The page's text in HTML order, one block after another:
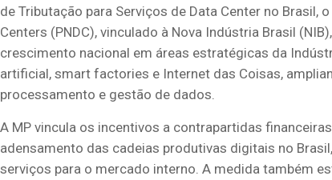
de Tributação para Serviços de Data Center no Brasil,
Centers (PNDC), vinculado à Nova Indústria Brasil
crescimento nacional em áreas estratégicas da
artificial, smart factories e Internet das Coisas,
processamento e gestão de dados.
A MP vincula os incentivos a contrapartidas
adensamento das cadeias produtivas digitais no
serviços para o mercado interno. A medida também